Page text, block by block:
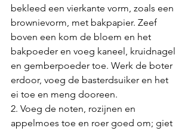
bekleed een vierkante vorm, zoals een
brownievorm, met bakpapier. Zeef
boven een kom de bloem en het
bakpoeder en voeg kaneel, kruidnagel
en gemberpoeder toe. Werk de boter
erdoor, voeg de basterdsuiker en het
ei toe en meng dooreen.
2. Voeg de noten, rozijnen en
appelmoes toe en roer goed om; giet